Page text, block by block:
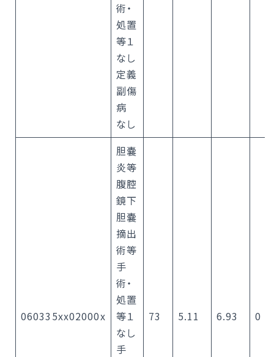
術・
処置
等１
なし
定義
副傷
病
なし
060335xx02000x
胆嚢
炎等
腹腔
鏡下
胆嚢
摘出
術等
手
術・
処置
等１
なし
手
73 5.11 6.93 0